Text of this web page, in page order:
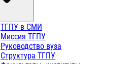
ТГПУ в СМИ
Миссия ТГПУ
Руководство вуза
Структура ТГПУ